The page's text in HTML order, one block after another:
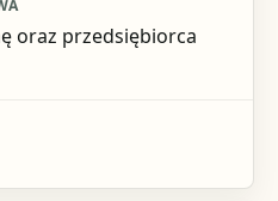
oraz przedsiębiorca